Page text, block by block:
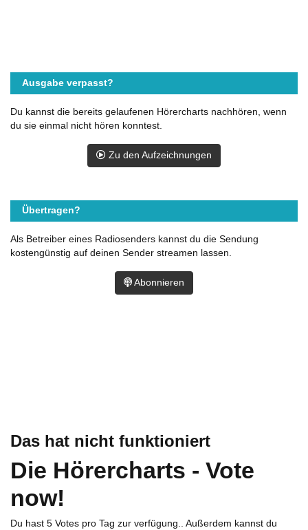
Das hat nicht funktioniert
Die Hörercharts - Vote
now!
Du hast 5 Votes pro Tag zur verfügung.. Außerdem kannst du
Ausgabe verpasst?
Du kannst die bereits gelaufenen Hörercharts nachhören, wenn
du sie einmal nicht hören konntest.
Zu den Aufzeichnungen
Übertragen?
Als Betreiber eines Radiosenders kannst du die Sendung
kostengünstig auf deinen Sender streamen lassen.
Abonnieren